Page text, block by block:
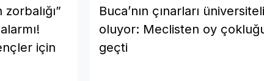
için
Buca’nın çınarları üniversiteli
oluyor: Meclisten oy
geçti